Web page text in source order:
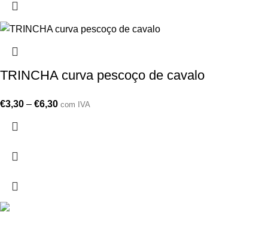
TRINCHA curva pescoço de cavalo
€3,30 – €6,30 com IVA